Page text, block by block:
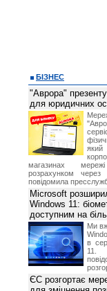
БІЗНЕС
"Аврора"
для юридичних
який
магазинах
розрахунком через
повідомила
Microsoft
Windows 11:
доступним на
Ми
в
ЄС розгортає